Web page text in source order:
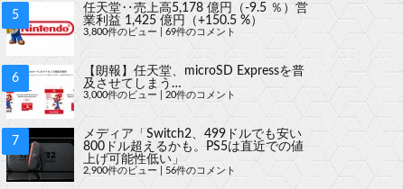
任天堂‥売上高5,178 億円（-9.5 ％）営
業利益 1,425 億円（+150.5 %）
3,800件のビュー 69件のコメント
【朗報】任天堂、microSD Expressを普
及させてしまう…
3,000件のビュー 20件のコメント
メディア「Switch2、499ドルでも安い
800ドル超えるかも。PS5は直近での値
上げ可能性低い」
2,900件のビュー 56件のコメント